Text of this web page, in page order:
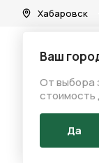
Хабаровск
Ваш
От выбора
стоимость
Да
Каталог/
Разделы